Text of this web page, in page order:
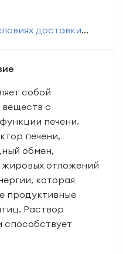
доставки...
собой
с
печени.
печени,
обмен,
отложений
которая
продуктивные
Раствор
способствует